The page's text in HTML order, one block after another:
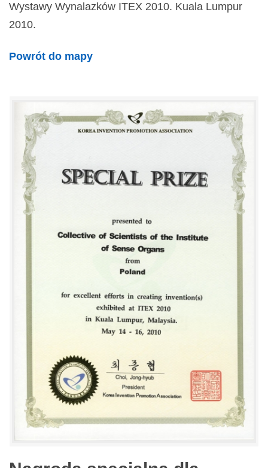
Wystawy Wynalazków ITEX 2010. Kuala Lumpur
2010.
Powrót do mapy